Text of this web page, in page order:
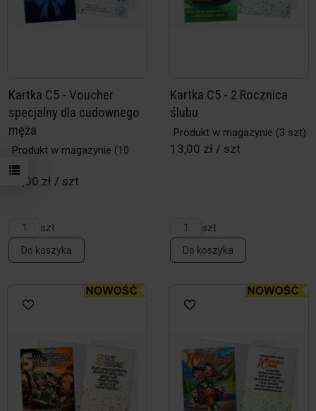
Kartka C5 - Voucher
specjalny dla cudownego
męża
Produkt w magazynie (10
szt)
13,00 zł / szt
szt
Do koszyka
Kartka C5 - 2 Rocznica
ślubu
Produkt w magazynie (3 szt)
13,00 zł / szt
szt
Do koszyka